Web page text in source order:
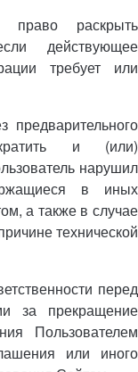
право раскрыть
действующее
требует или
и (или)
нарушил
в иных
а также в случае
технической
перед
за прекращение
Пользователем
или иного